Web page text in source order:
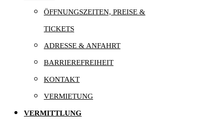
ÖFFNUNGSZEITEN, PREISE &
TICKETS
ADRESSE & ANFAHRT
BARRIEREFREIHEIT
KONTAKT
VERMIETUNG
VERMITTLUNG